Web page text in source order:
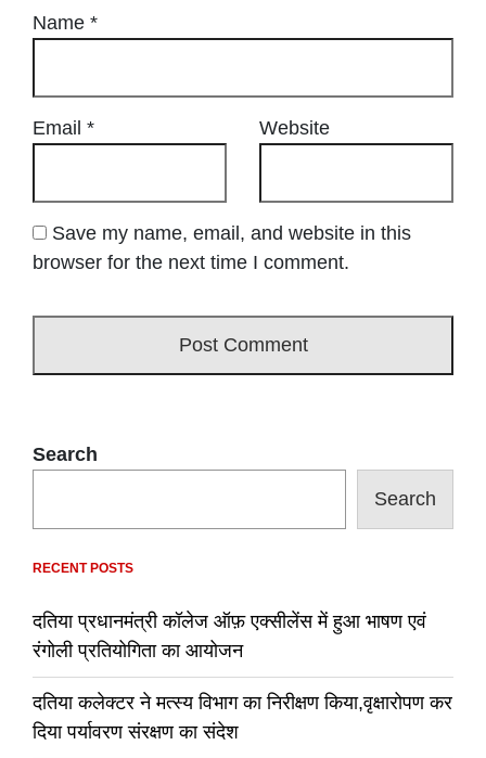
Name *
Email * Website
Save my name, email, and website in this
browser for the next time I comment.
Search
Search
RECENT POSTS
दतिया प्रधानमंत्री कॉलेज ऑफ़ एक्सीलेंस में हुआ भाषण एवं
रंगोली प्रतियोगिता का आयोजन
दतिया कलेक्टर ने मत्स्य विभाग का निरीक्षण किया,वृक्षारोपण कर
दिया पर्यावरण संरक्षण का संदेश